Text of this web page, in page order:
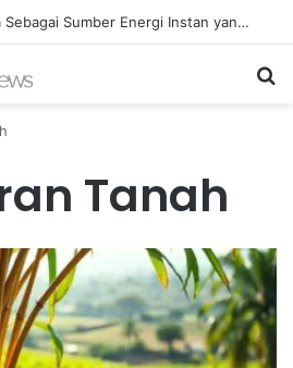
Manfaat Buah Kurma Sebagai Sumber Energi Instan yang Sehat dan Bergizi untuk Kesehatan
Tanah